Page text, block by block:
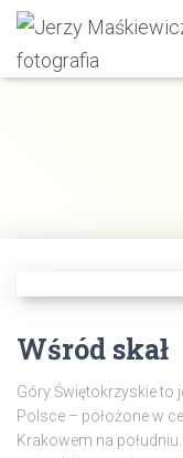
Wśród skał
Góry Świętokrzyskie
Polsce – położone w
Krakowem na